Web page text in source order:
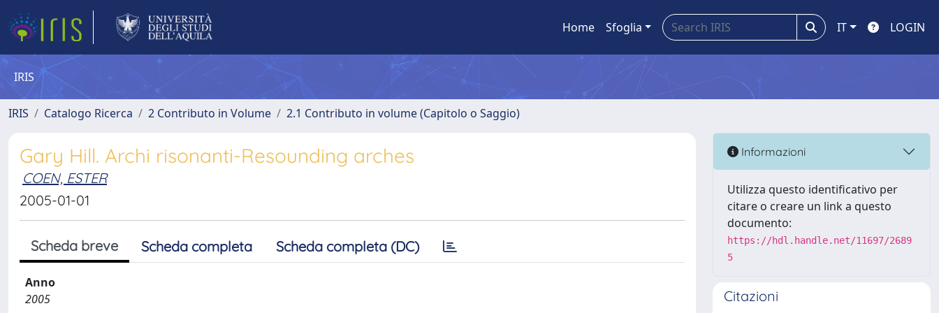
Home Sfoglia IT LOGIN
IRIS
IRIS Catalogo Ricerca 2 Contributo in Volume 2.1 Contributo in volume (Capitolo o Saggio)
Gary Hill. Archi risonanti-Resounding arches
COEN, ESTER
2005-01-01
Scheda breve Scheda completa Scheda completa (DC)
Anno
2005
Informazioni
Utilizza questo identificativo per
citare o creare un link a questo
documento:
https://hdl.handle.net/11697/2689
5
Citazioni